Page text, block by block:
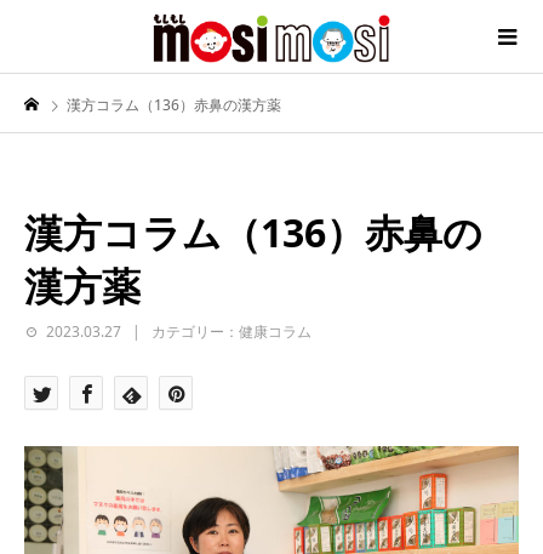
漢方コラム（136）赤鼻の漢方薬
漢方コラム（136）赤鼻の
漢方薬
2023.03.27 カテゴリー：健康コラム